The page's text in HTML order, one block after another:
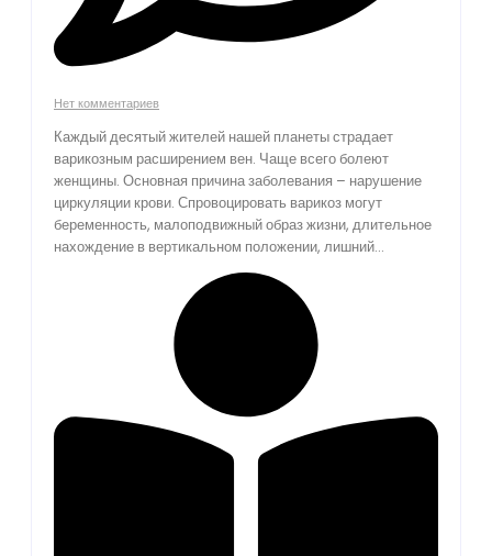
Нет комментариев
Каждый десятый жителей нашей планеты страдает
варикозным расширением вен. Чаще всего болеют
женщины. Основная причина заболевания – нарушение
циркуляции крови. Спровоцировать варикоз могут
беременность, малоподвижный образ жизни, длительное
нахождение в вертикальном положении, лишний...